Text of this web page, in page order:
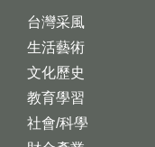
台灣采風
生活藝術
文化歷史
教育學習
社會/科學